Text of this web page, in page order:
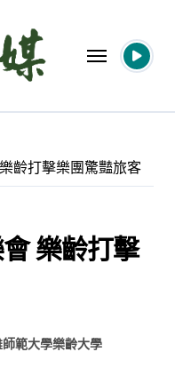
齡打擊樂團驚豔旅客
樂齡打擊
範大學樂齡大學